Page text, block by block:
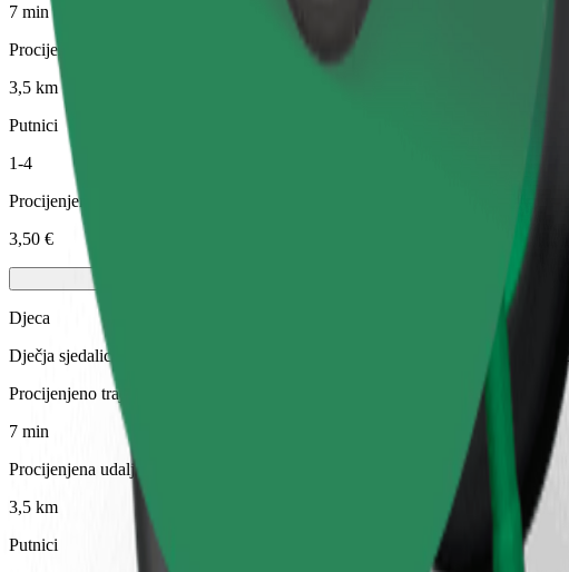
7 min
Procijenjena udaljenost
3,5 km
Putnici
1-4
Procijenjena cijena
3,50 €
Djeca
Dječja sjedalica sa sigurnosnim pojasem osigurava sigurnu vožnju za djecu
Procijenjeno trajanje putovanja
7 min
Procijenjena udaljenost
3,5 km
Putnici